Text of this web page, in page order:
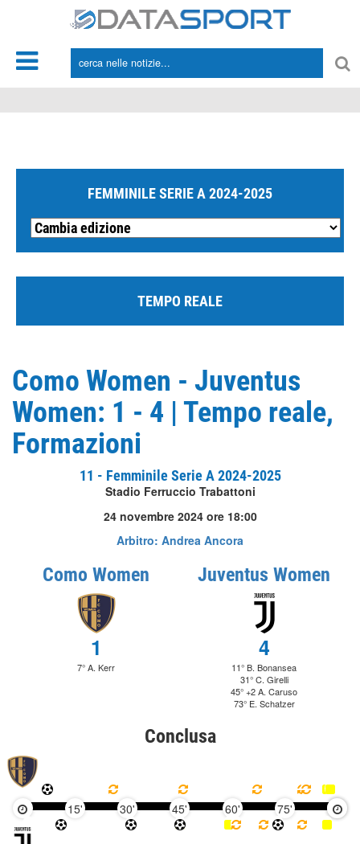
FEMMINILE SERIE A 2024-2025
TEMPO REALE
Como Women - Juventus
Women: 1 - 4 | Tempo reale,
Formazioni
11 - Femminile Serie A 2024-2025
Stadio Ferruccio Trabattoni
24 novembre 2024 ore 18:00
Arbitro: Andrea Ancora
Como Women
1
7° A. Kerr
Juventus Women
4
11° B. Bonansea
31° C. Girelli
45° +2 A. Caruso
73° E. Schatzer
Conclusa
15' 30' 45' 60' 75' 90'